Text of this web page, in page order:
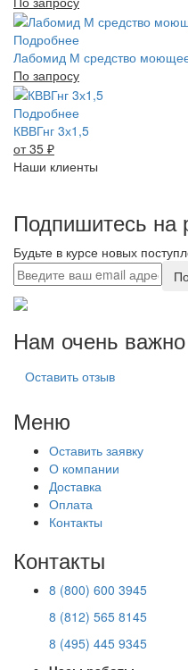
Подробнее
Лабомид М средство
По запросу
Подробнее
КВВГнг 3х1,5
от 35 ₽
Наши клиенты
Подпишитесь на
Будьте в курсе новых
Нам очень
Оставить отзыв
Меню
Оставить заявку
О компании
Доставка
Оплата
Контакты
Контакты
8 (800) 600 3945
8 (812) 565 8145
8 (495) 445 9345